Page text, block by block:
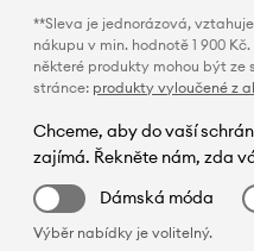
**Sleva je jednorázová,
nákupu v min. hodnotě 1 900
některé produkty mohou být ze
stránce: produkty vyloučené z
Chceme, aby do vaší
zajímá. Řekněte nám, zda
Dámská móda
Výběr nabídky je volitelný.